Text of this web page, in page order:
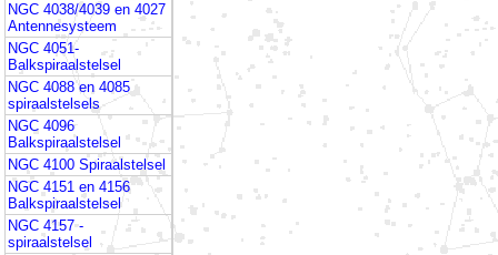
NGC 4038/4039 en 4027
Antennesysteem
NGC 4051-
Balkspiraalstelsel
NGC 4088 en 4085
spiraalstelsels
NGC 4096
Balkspiraalstelsel
NGC 4100 Spiraalstelsel
NGC 4151 en 4156
Balkspiraalstelsel
NGC 4157 -
spiraalstelsel